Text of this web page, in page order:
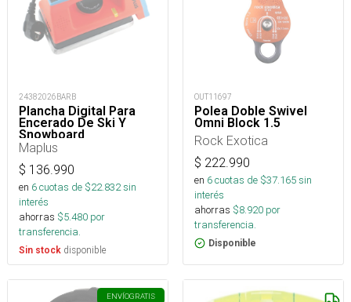
24382026BARB
Plancha Digital Para
Encerado De Ski Y
Snowboard
Maplus
$ 136.990
en 6cuotas de $22.832sin
interés
ahorras $5.480 por
transferencia.
Sin stock disponible
OUT11697
Polea Doble Swivel
Omni Block 1.5
Rock Exotica
$ 222.990
en 6cuotas de $37.165sin
interés
ahorras $8.920 por
transferencia.
Disponible
ENVÍOGRATIS